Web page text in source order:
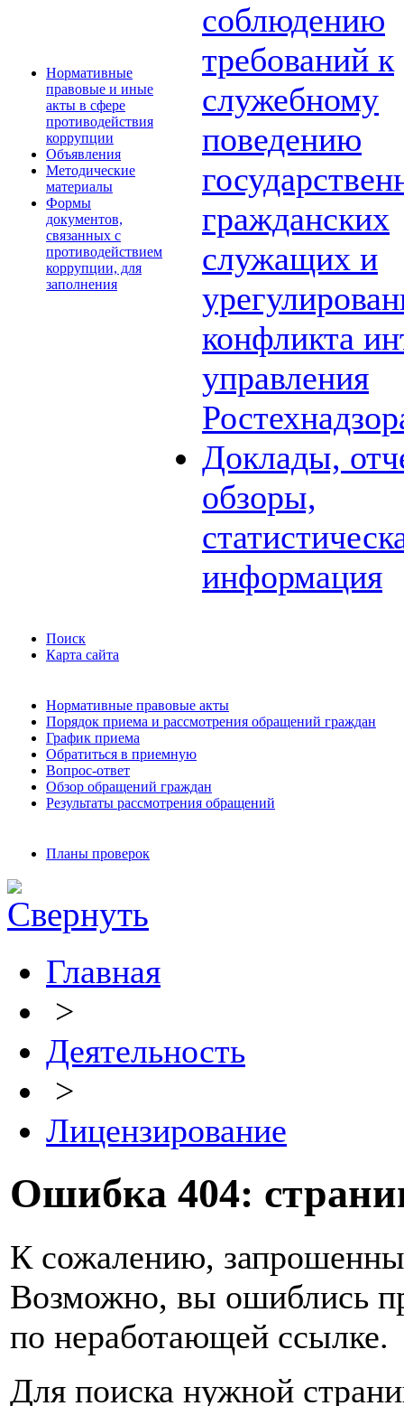
Нормативные
правовые и иные
акты в сфере
противодействия
коррупции
Объявления
Методические
материалы
Формы
документов,
связанных с
противодействием
коррупции, для
заполнения
соблюдению
требований к
служебному
поведению
гражданских
служащих и
конфликта
управления
Доклады,
обзоры,
информация
Поиск
Карта сайта
Нормативные правовые акты
Порядок приема и рассмотрения обращений граждан
График приема
Обратиться в приемную
Вопрос-ответ
Обзор обращений граждан
Результаты рассмотрения обращений
Планы проверок
Главная
>
Деятельность
>
Лицензирование
Ошибка 404:
К сожалению,
Возможно, вы ошиблись
по неработающей ссылке.
Для поиска нужной